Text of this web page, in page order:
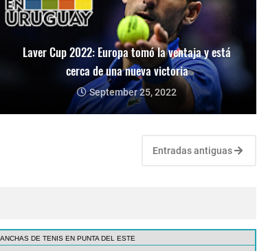
Laver Cup 2022: Europa tomó la ventaja y está
cerca de una nueva victoria
September 25, 2022
Entradas antiguas
DE TENIS EN PUNTA DEL ESTE